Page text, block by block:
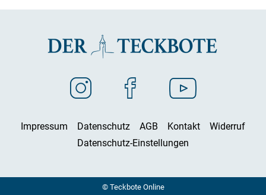
Impressum Datenschutz AGB Kontakt
Widerruf
Datenschutz-Einstellungen
© Teckbote Online